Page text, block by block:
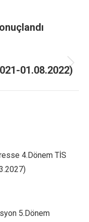
01.08.2022)
4.Dönem TİS
5.Dönem